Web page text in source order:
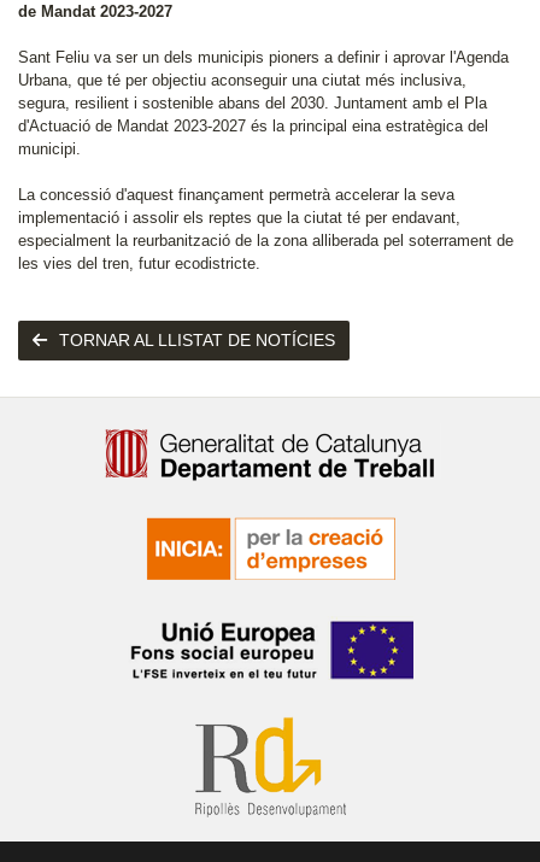
de Mandat 2023-2027
Sant Feliu va ser un dels municipis pioners a definir i aprovar l'Agenda
Urbana, que té per objectiu aconseguir una ciutat més inclusiva,
segura, resilient i sostenible abans del 2030. Juntament amb el Pla
d'Actuació de Mandat 2023-2027 és la principal eina estratègica del
municipi.
La concessió d'aquest finançament permetrà accelerar la seva
implementació i assolir els reptes que la ciutat té per endavant,
especialment la reurbanització de la zona alliberada pel soterrament de
les vies del tren, futur ecodistricte.
TORNAR AL LLISTAT DE NOTÍCIES